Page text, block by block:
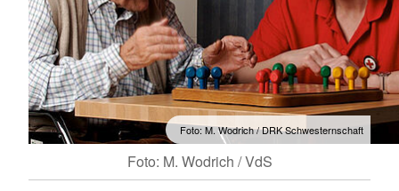
Foto: M. Wodrich / DRK Schwesternschaft
Foto: M. Wodrich / VdS